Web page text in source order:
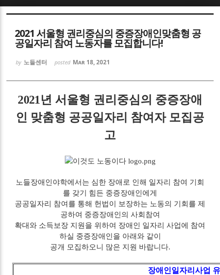
2021 서울형 권리중심의 중증장애인맞춤형 공
공일자리 참여 노동자를 모집합니다!
by 노들센터 posted Mar 18, 2021
2021년 서울형 권리중심의 중증장애
인 맞춤형 공공일자리 참여자 모집공
고
노들장애인야학에서는 심한 장애로 인해 일자리 참여 기회
를 갖기 힘든 중증장애인에게
공공일자리 참여를 통해 헌법이 보장하는 노동의 기회를 제
공하여 중증장애인의 사회참여
확대와 소득보장 지원을 위하여 장애인 일자리 사업에 참여
하실 중증장애인을 아래와 같이
공개 모집하오니 많은 지원 바랍니다.
장애인일자리사업
Sketchbook5, 스케치북5
Sketchbook5, 스케치북5